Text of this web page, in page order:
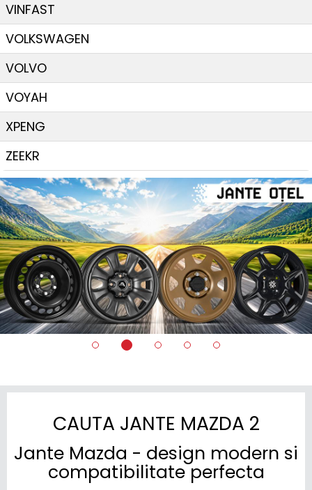
VINFAST
VOLKSWAGEN
VOLVO
VOYAH
XPENG
ZEEKR
CAUTA JANTE MAZDA 2
Jante Mazda - design modern si
compatibilitate perfecta